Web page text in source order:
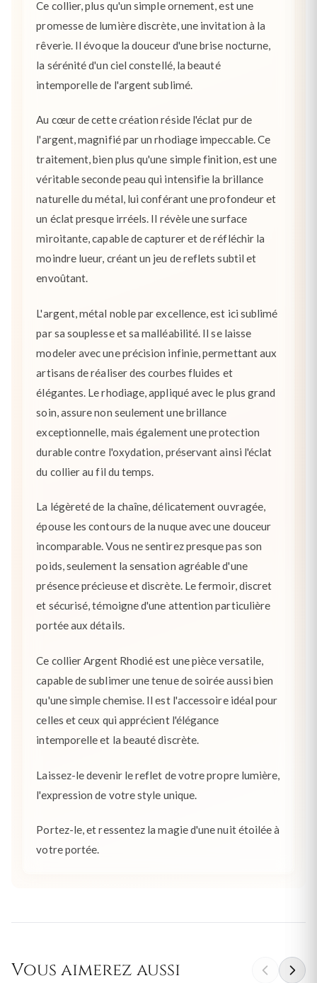
Ce collier, plus qu'un simple ornement, est une
promesse de lumière discrète, une invitation à la
rêverie. Il évoque la douceur d'une brise nocturne,
la sérénité d'un ciel constellé, la beauté
intemporelle de l'argent sublimé.
Au cœur de cette création réside l'éclat pur de
l'argent, magnifié par un rhodiage impeccable. Ce
traitement, bien plus qu'une simple finition, est une
véritable seconde peau qui intensifie la brillance
naturelle du métal, lui conférant une profondeur et
un éclat presque irréels. Il révèle une surface
miroitante, capable de capturer et de réfléchir la
moindre lueur, créant un jeu de reflets subtil et
envoûtant.
L'argent, métal noble par excellence, est ici sublimé
par sa souplesse et sa malléabilité. Il se laisse
modeler avec une précision infinie, permettant aux
artisans de réaliser des courbes fluides et
élégantes. Le rhodiage, appliqué avec le plus grand
soin, assure non seulement une brillance
exceptionnelle, mais également une protection
durable contre l'oxydation, préservant ainsi l'éclat
du collier au fil du temps.
La légèreté de la chaîne, délicatement ouvragée,
épouse les contours de la nuque avec une douceur
incomparable. Vous ne sentirez presque pas son
poids, seulement la sensation agréable d'une
présence précieuse et discrète. Le fermoir, discret
et sécurisé, témoigne d'une attention particulière
portée aux détails.
Ce collier Argent Rhodié est une pièce versatile,
capable de sublimer une tenue de soirée aussi bien
qu'une simple chemise. Il est l'accessoire idéal pour
celles et ceux qui apprécient l'élégance
intemporelle et la beauté discrète.
Laissez-le devenir le reflet de votre propre lumière,
l'expression de votre style unique.
Portez-le, et ressentez la magie d'une nuit étoilée à
votre portée.
Vous aimerez aussi